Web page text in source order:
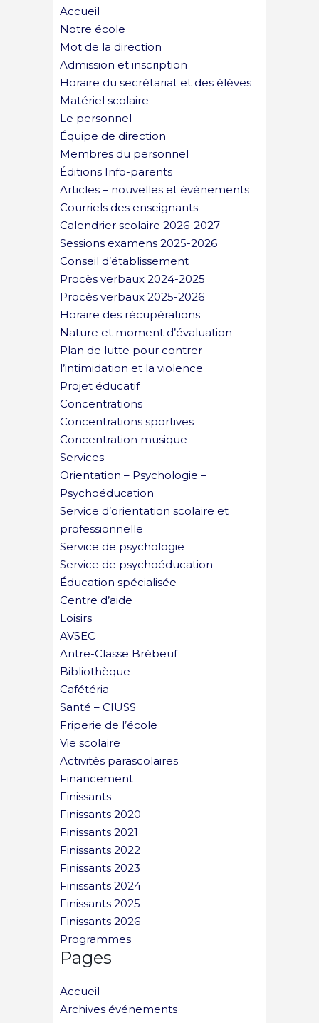
Accueil
Notre école
Mot de la direction
Admission et inscription
Horaire du secrétariat et des élèves
Matériel scolaire
Le personnel
Équipe de direction
Membres du personnel
Éditions Info-parents
Articles – nouvelles et événements
Courriels des enseignants
Calendrier scolaire 2026-2027
Sessions examens 2025-2026
Conseil d’établissement
Procès verbaux 2024-2025
Procès verbaux 2025-2026
Horaire des récupérations
Nature et moment d’évaluation
Plan de lutte pour contrer
l’intimidation et la violence
Projet éducatif
Concentrations
Concentrations sportives
Concentration musique
Services
Orientation – Psychologie –
Psychoéducation
Service d’orientation scolaire et
professionnelle
Service de psychologie
Service de psychoéducation
Éducation spécialisée
Centre d’aide
Loisirs
AVSEC
Antre-Classe Brébeuf
Bibliothèque
Cafétéria
Santé – CIUSS
Friperie de l’école
Vie scolaire
Activités parascolaires
Financement
Finissants
Finissants 2020
Finissants 2021
Finissants 2022
Finissants 2023
Finissants 2024
Finissants 2025
Finissants 2026
Programmes
Pages
Accueil
Archives événements